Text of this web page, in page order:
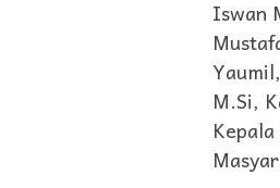
Iswan
M.Si,